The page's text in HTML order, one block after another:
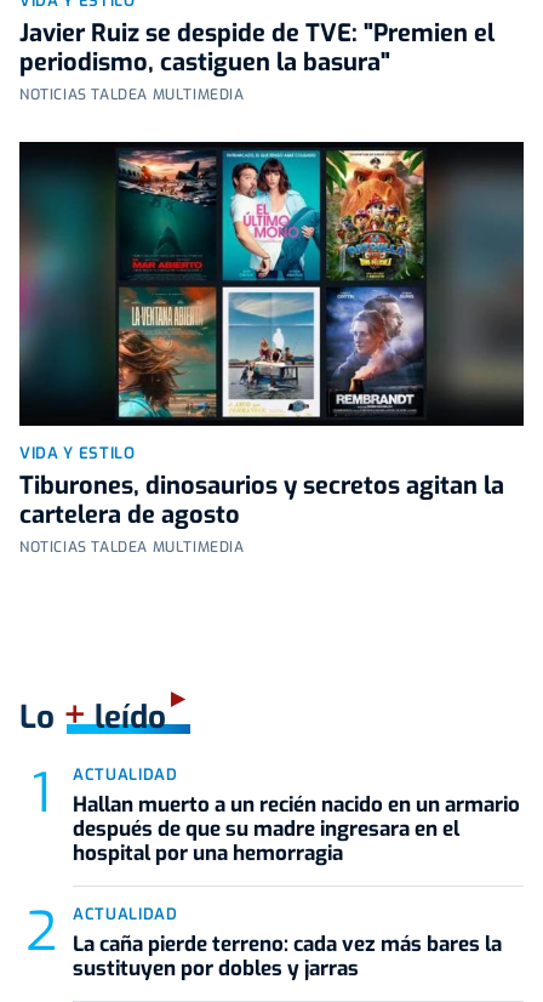
Javier Ruiz se despide de TVE: "Premien el
periodismo, castiguen la basura"
NOTICIAS TALDEA MULTIMEDIA
VIDA Y ESTILO
Tiburones, dinosaurios y secretos agitan la
cartelera de agosto
NOTICIAS TALDEA MULTIMEDIA
Lo +leído
ACTUALIDAD
Hallan muerto a un recién nacido en un armario
después de que su madre ingresara en el
hospital por una hemorragia
ACTUALIDAD
La caña pierde terreno: cada vez más bares la
sustituyen por dobles y jarras